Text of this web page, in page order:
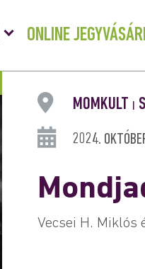
Menü
lenyitása
ONLINE
MOMKULT
2024.
Vecsei H. Miklós